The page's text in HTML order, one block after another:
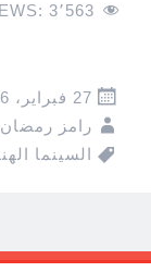
3٬563
27 فبراير، 2016
رامز
السينما